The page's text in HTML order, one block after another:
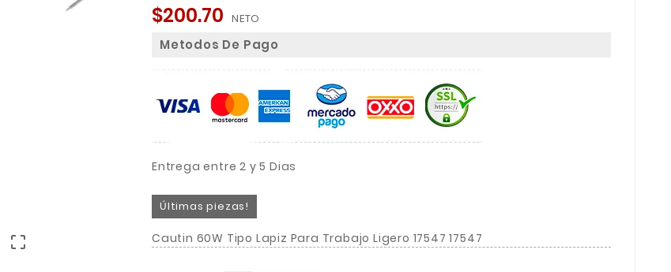

$200.70 NETO
Metodos De Pago
Entrega entre 2 y 5 Dias
Últimas piezas!
Cautin 60W Tipo Lapiz Para Trabajo Ligero 17547 17547